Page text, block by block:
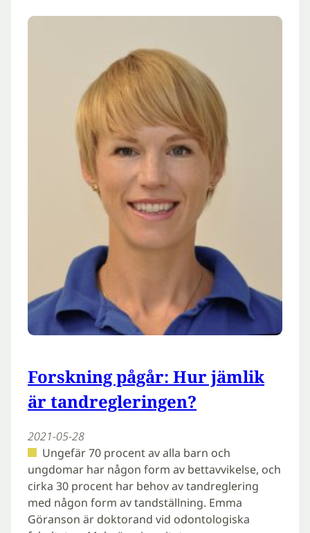
Forskning pågår: Hur jämlik
är tandregleringen?
2021-05-28
Ungefär 70 procent av alla barn och
ungdomar har någon form av bettavvikelse, och
cirka 30 procent har behov av tandreglering
med någon form av tandställning. Emma
Göranson är doktorand vid odontologiska